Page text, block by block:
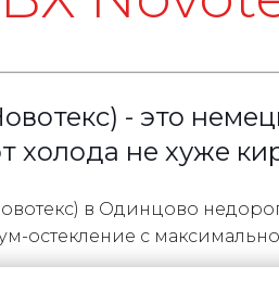
- это
холода не хуже
в Одинцово
остекление с